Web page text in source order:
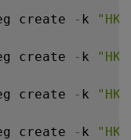
create - k
create - k
create - k
create - k